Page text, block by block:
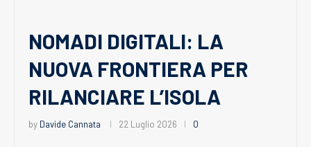
NOMADI DIGITALI: LA
NUOVA FRONTIERA PER
RILANCIARE L’ISOLA
by Davide Cannata 22 Luglio 2026 0